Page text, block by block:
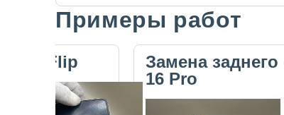
Примеры работ
Flip
Замена заднего
16 Pro